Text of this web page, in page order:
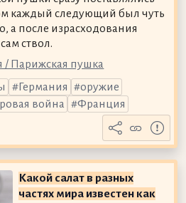
каждый следующий был чуть
а после израсходования
ствол.
/ Парижская пушка
Германия
оружие
война Франция
Какой салат в разных
частях мира известен как